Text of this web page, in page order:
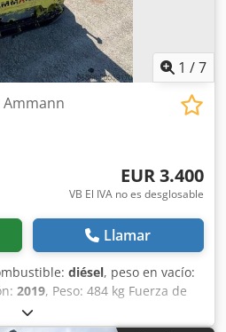
1 /7
EUR 3.400
VB El IVA no es desglosable
Llamar
diésel, peso en vacío:
2019, Peso: 484 kg Fuerza de
1 cilindro Hatz (1b40) Marcha
eléctrico. Ancho de la